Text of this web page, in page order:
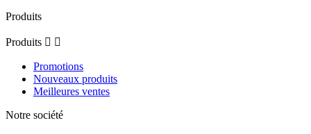
Produits
Produits  
Promotions
Nouveaux produits
Meilleures ventes
Notre société